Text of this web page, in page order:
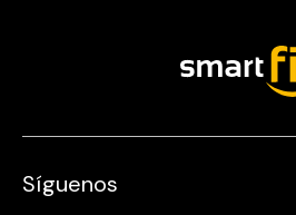
Síguenos